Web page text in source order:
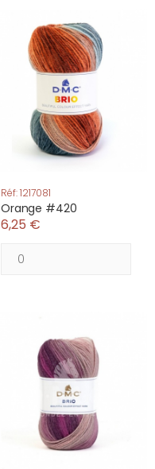
Réf: 1217081
Orange #420
6,25 €